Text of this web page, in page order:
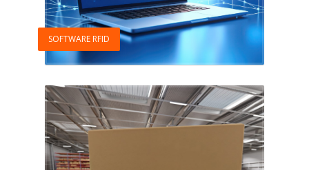
SOFTWARE RFID